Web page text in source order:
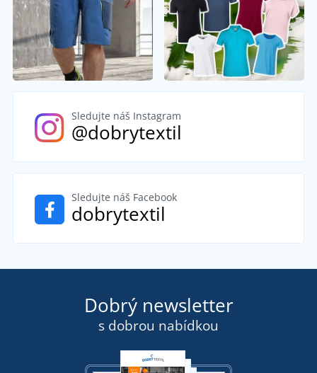
Sledujte náš Instagram
@dobrytextil
Sledujte náš Facebook
dobrytextil
Dobrý newsletter
s dobrou nabídkou